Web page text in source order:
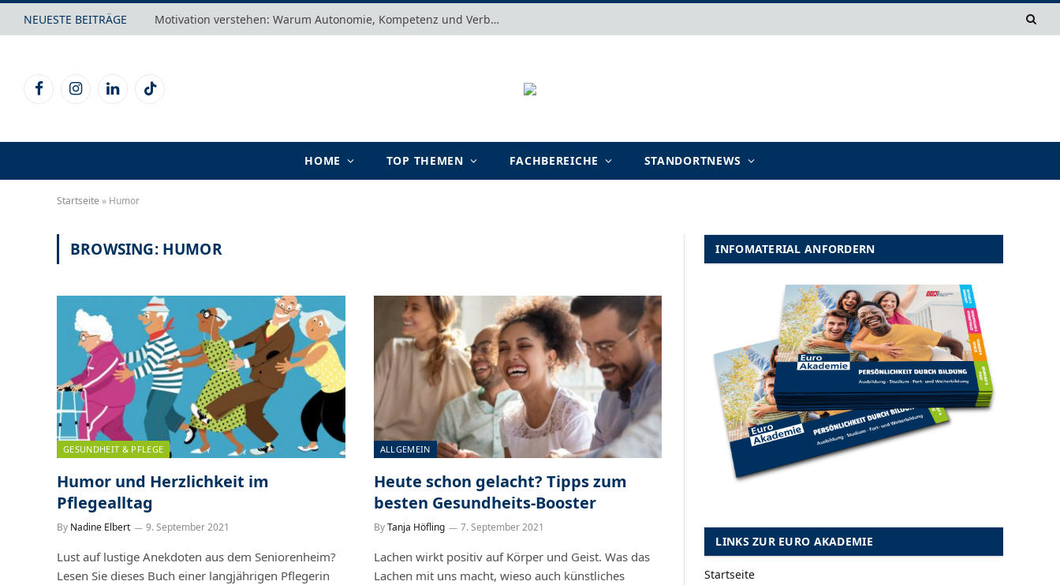
NEUESTE BEITRÄGE Motivation verstehen: Warum Autonomie, Kompetenz und Verbundenheit im Arbeits- und Lernalltag entscheidend sind
FacebookInstagramLinkedInTikTok
HOME TOP THEMEN FACHBEREICHE STANDORTNEWS
Startseite » Humor
BROWSING: HUMOR
GESUNDHEIT & PFLEGE
Humor und Herzlichkeit im
Pflegealltag
By Nadine Elbert 9. September 2021
Lust auf lustige Anekdoten aus dem Seniorenheim?
Lesen Sie dieses Buch einer langjährigen Pflegerin
ALLGEMEIN
Heute schon gelacht? Tipps zum
besten Gesundheits-Booster
ByTanja Höfling 7. September 2021
Lachen wirkt positiv auf Körper und Geist. Was das
Lachen mit uns macht, wieso auch künstliches
INFOMATERIAL ANFORDERN
LINKS ZUR EURO AKADEMIE
Startseite